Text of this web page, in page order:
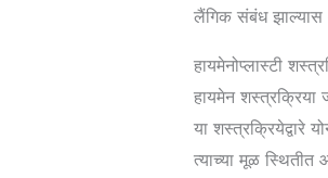
लैंगिक संबंध
हायमेनोप्लास्टी
हायमेन शस्त्रक्रिया
या शस्त्रक्रियेद्वारे
त्याच्या मूळ स्थितीत